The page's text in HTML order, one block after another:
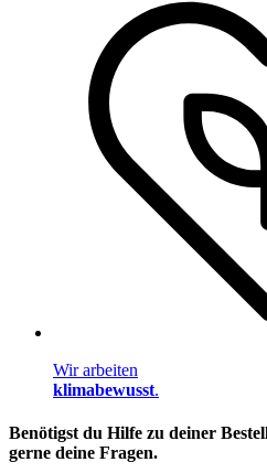
Wir arbeiten
klimabewusst.
Benötigst du Hilfe zu deiner
gerne deine Fragen.